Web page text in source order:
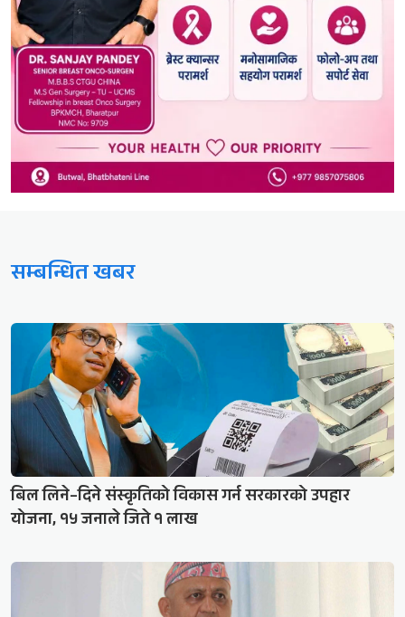
सम्बन्धित खबर
बिल लिने–दिने संस्कृतिको विकास गर्न सरकारको उपहार
योजना, १५ जनाले जिते १ लाख